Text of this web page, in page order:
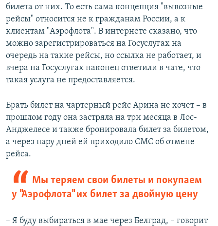
билета от них. То есть сама концепция "вывозные
рейсы" относится не к гражданам России, а к
клиентам "Аэрофлота". В интернете сказано, что
можно зарегистрироваться на Госуслугах на
очередь на такие рейсы, но ссылка не работает, и
вчера на Госуслугах наконец ответили в чате, что
такая услуга не предоставляется.
Брать билет на чартерный рейс Арина не хочет – в
прошлом году она застряла на три месяца в Лос-
Анджелесе и также бронировала билет за билетом,
а через пару дней ей приходило СМС об отмене
рейса.
Мы теряем свои билеты и покупаем
у "Аэрофлота" их билет за двойную цену
– Я буду выбираться в мае через Белград, – говорит